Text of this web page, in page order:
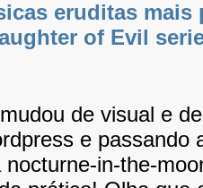
eruditas mais
of Evil
de visual e
e passando
in-the-